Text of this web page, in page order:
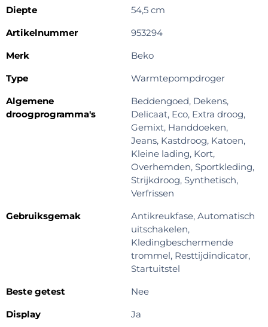
Diepte
54,5 cm
Artikelnummer
953294
Merk
Beko
Type
Warmtepompdroger
Algemene
droogprogramma's
Beddengoed, Dekens,
Delicaat, Eco, Extra droog,
Gemixt, Handdoeken,
Jeans, Kastdroog, Katoen,
Kleine lading, Kort,
Overhemden, Sportkleding,
Strijkdroog, Synthetisch,
Verfrissen
Gebruiksgemak
Antikreukfase, Automatisch
uitschakelen,
Kledingbeschermende
trommel, Resttijdindicator,
Startuitstel
Beste getest
Nee
Display
Ja